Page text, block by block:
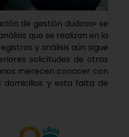
de gestión dudosa» se
que se realizan en la
y análisis aún sigue
solicitudes de otros
merecen conocer con
domicilios y esta falta de